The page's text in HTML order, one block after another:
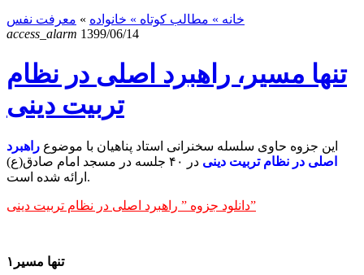
خانه » مطالب کوتاه » خانواده » معرفت نفس
access_alarm 1399/06/14
تنها مسیر، راهبرد اصلی در نظام
تربیت دینی
این جزوه حاوی سلسله سخنرانی استاد پناهیان با موضوع راهبرد
اصلی در نظام تربیت دینی
در ۴۰ جلسه در مسجد امام صادق(ع)
ارائه شده است.
دانلود جزوه ” راهبرد اصلی در نظام تربیت دینی”
تنها مسیر۱